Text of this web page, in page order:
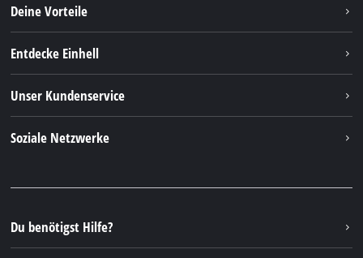
Deine Vorteile
Entdecke Einhell
Einhell Germany AG
Unser Kundenservice
Soziale Netzwerke
Instagram
TikTok
Du benötigst Hilfe?